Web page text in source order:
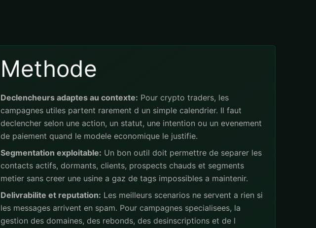
Methode
Declencheurs adaptes au contexte: Pour crypto traders, les
campagnes utiles partent rarement d un simple calendrier. Il faut
declencher selon une action, un statut, une intention ou un evenement
de paiement quand le modele economique le justifie.
Segmentation exploitable: Un bon outil doit permettre de separer les
contacts actifs, dormants, clients, prospects chauds et segments
metier sans creer une usine a gaz de tags impossibles a maintenir.
Delivrabilite et reputation: Les meilleurs scenarios ne servent a rien si
les messages arrivent en spam. Pour campagnes specialisees, la
gestion des domaines, des rebonds, des desinscriptions et de l